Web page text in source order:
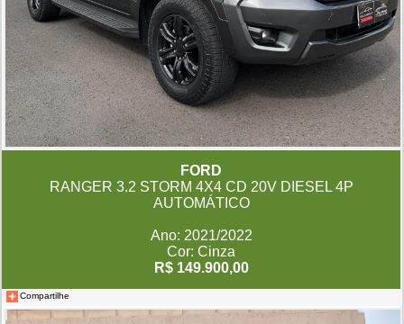
FORD
RANGER 3.2 STORM 4X4 CD 20V DIESEL 4P
AUTOMÁTICO
Ano: 2021/2022
Cor: Cinza
R$ 149.900,00
Compartilhe